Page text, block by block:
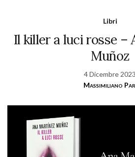
Libri
Il killer a luci rosse –
Muñoz
4 Dicembre 2023
Massimiliano